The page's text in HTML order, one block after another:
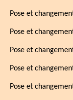
Pose et
Pose et
Pose et
Pose et
Pose et